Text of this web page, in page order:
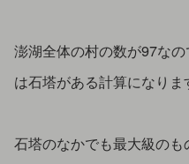
澎湖全体の村の数が97な
は石塔がある計算になりま
石塔のなかでも最大級の